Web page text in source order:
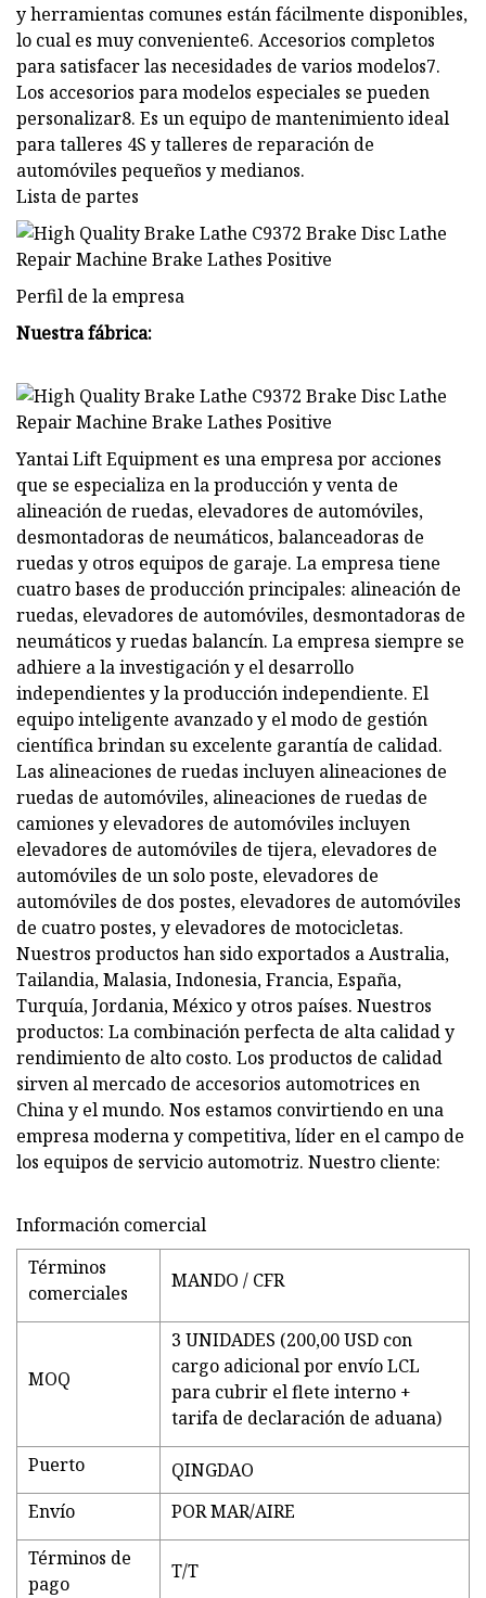
y herramientas comunes están fácilmente disponibles,
lo cual es muy conveniente6. Accesorios completos
para satisfacer las necesidades de varios modelos7.
Los accesorios para modelos especiales se pueden
personalizar8. Es un equipo de mantenimiento ideal
para talleres 4S y talleres de reparación de
automóviles pequeños y medianos.
Lista de partes
Perfil de la empresa
Nuestra fábrica:
Yantai Lift Equipment es una empresa por acciones
que se especializa en la producción y venta de
alineación de ruedas, elevadores de automóviles,
desmontadoras de neumáticos, balanceadoras de
ruedas y otros equipos de garaje. La empresa tiene
cuatro bases de producción principales: alineación de
ruedas, elevadores de automóviles, desmontadoras de
neumáticos y ruedas balancín. La empresa siempre se
adhiere a la investigación y el desarrollo
independientes y la producción independiente. El
equipo inteligente avanzado y el modo de gestión
científica brindan su excelente garantía de calidad.
Las alineaciones de ruedas incluyen alineaciones de
ruedas de automóviles, alineaciones de ruedas de
camiones y elevadores de automóviles incluyen
elevadores de automóviles de tijera, elevadores de
automóviles de un solo poste, elevadores de
automóviles de dos postes, elevadores de automóviles
de cuatro postes, y elevadores de motocicletas.
Nuestros productos han sido exportados a Australia,
Tailandia, Malasia, Indonesia, Francia, España,
Turquía, Jordania, México y otros países. Nuestros
productos: La combinación perfecta de alta calidad y
rendimiento de alto costo. Los productos de calidad
sirven al mercado de accesorios automotrices en
China y el mundo. Nos estamos convirtiendo en una
empresa moderna y competitiva, líder en el campo de
los equipos de servicio automotriz. Nuestro cliente:
Información comercial
Términos
comerciales
MANDO / CFR
MOQ
3 UNIDADES (200,00 USD con
cargo adicional por envío LCL
para cubrir el flete interno +
tarifa de declaración de aduana)
Puerto
QINGDAO
Envío
POR MAR/AIRE
Términos de
pago
T/T